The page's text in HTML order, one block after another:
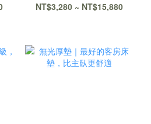
NT$3,280 ~ NT$15,880